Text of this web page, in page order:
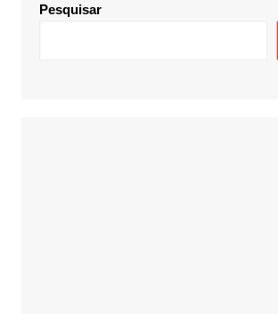
Pesquisar